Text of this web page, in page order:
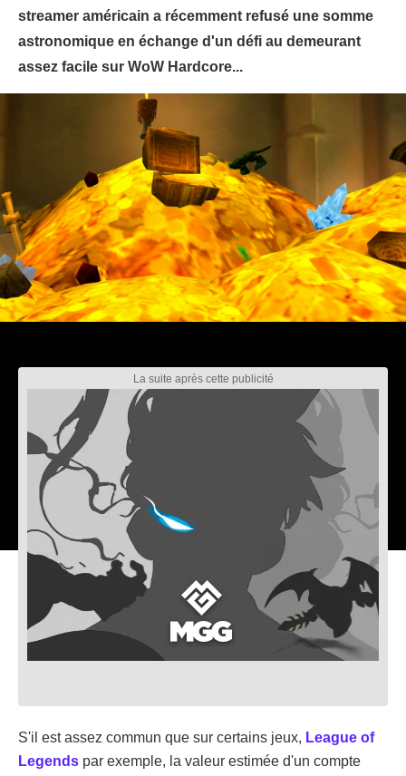
streamer américain a récemment refusé une somme
astronomique en échange d'un défi au demeurant
assez facile sur WoW Hardcore...
S'il est assez commun que sur certains jeux, League of
Legends par exemple, la valeur estimée d'un compte